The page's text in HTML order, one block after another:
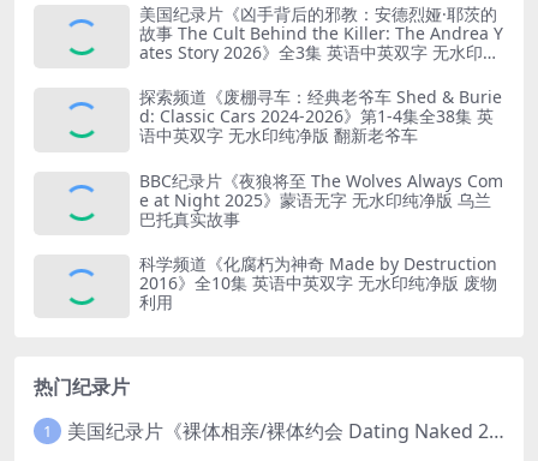
美国纪录片《凶手背后的邪教：安德烈娅·耶茨的
故事 The Cult Behind the Killer: The Andrea Y
ates Story 2026》全3集 英语中英双字 无水印纯
探索频道《废棚寻车：经典老爷车 Shed & Burie
d: Classic Cars 2024-2026》第1-4集全38集 英
语中英双字 无水印纯净版 翻新老爷车
BBC纪录片《夜狼将至 The Wolves Always Com
e at Night 2025》蒙语无字 无水印纯净版 乌兰
巴托真实故事
科学频道《化腐朽为神奇 Made by Destruction
2016》全10集 英语中英双字 无水印纯净版 废物
利用
热门纪录片
1 美国纪录片《裸体相亲/裸体约会 Dating Naked 2014-2016》第1-3季全33集 英语中英双字 无水印纯净版 1080P/MKV/85.6G 裸体相亲真人秀